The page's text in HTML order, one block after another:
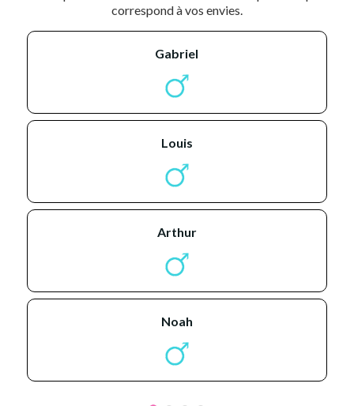
correspond à vos envies.
gabriel
louis
arthur
noah